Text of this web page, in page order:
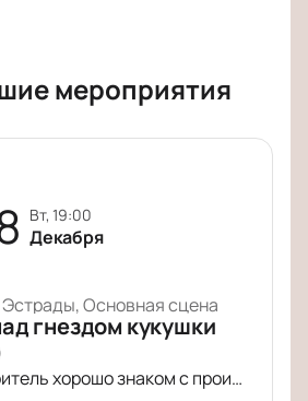
возможна смена актёрского
Данилова.
мероприятия
вт, 19:00
Декабря
Основная сцена
гнездом кукушки
Российский зритель хорошо знаком с произведением Кена Кизи «Пролетая над гнездом кукушки». История поменяла название (теперь оно звучит совсем кратко – «Затмение»), но сюжет по-прежнему будоражит умы зрителей.